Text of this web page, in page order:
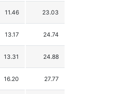
11.46 23.03
13.17 24.74
13.31 24.88
16.20 27.77